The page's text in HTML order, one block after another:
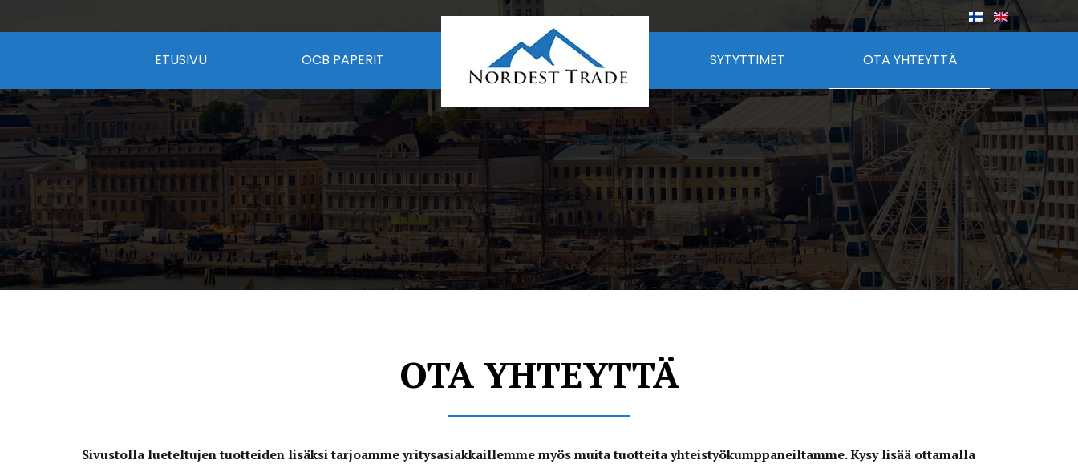
ETUSIVU OCB PAPERIT SYTYTTIMET OTA YHTEYTTÄ
OTA YHTEYTTÄ
Sivustolla lueteltujen tuotteiden lisäksi tarjoamme yritysasiakkaillemme myös muita tuotteita yhteistyökumppaneiltamme. Kysy lisää ottamalla